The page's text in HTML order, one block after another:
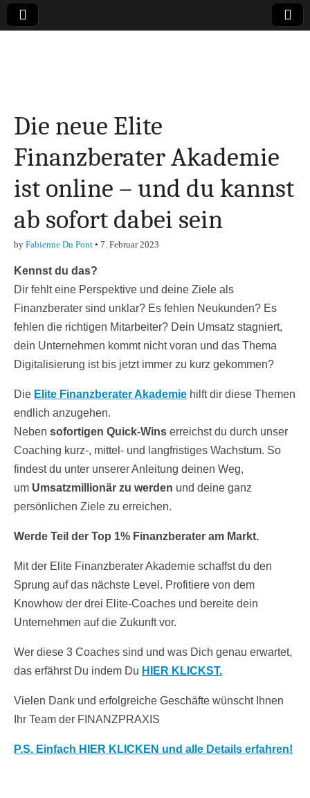
Finanzen,
Marketing-, Vertrieb-
& Investment-Tipps
Die neue Elite
Finanzberater Akademie
ist online – und du kannst
ab sofort dabei sein
by Fabienne Du Pont • 7. Februar 2023
Kennst du das?
Dir fehlt eine Perspektive und deine Ziele als
Finanzberater sind unklar? Es fehlen Neukunden? Es
fehlen die richtigen Mitarbeiter? Dein Umsatz stagniert,
dein Unternehmen kommt nicht voran und das Thema
Digitalisierung ist bis jetzt immer zu kurz gekommen?
Die Elite Finanzberater Akademie hilft dir diese Themen
endlich anzugehen.
Neben sofortigen Quick-Wins erreichst du durch unser
Coaching kurz-, mittel- und langfristiges Wachstum. So
findest du unter unserer Anleitung deinen Weg,
um Umsatzmillionär zu werden und deine ganz
persönlichen Ziele zu erreichen.
Werde Teil der Top 1% Finanzberater am Markt.
Mit der Elite Finanzberater Akademie schaffst du den
Sprung auf das nächste Level. Profitiere von dem
Knowhow der drei Elite-Coaches und bereite dein
Unternehmen auf die Zukunft vor.
Wer diese 3 Coaches sind und was Dich genau erwartet,
das erfährst Du indem Du HIER KLICKST.
Vielen Dank und erfolgreiche Geschäfte wünscht Ihnen
Ihr Team der FINANZPRAXIS
P.S. Einfach HIER KLICKEN und alle Details erfahren!